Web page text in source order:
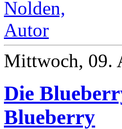
Mittwoch, 09.
Die
Blueberry